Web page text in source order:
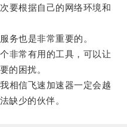
根据自己的网络环境和
也是非常重要的。
常有用的工具，可以让
的困扰。
信飞速加速器一定会越
缺少的伙伴。